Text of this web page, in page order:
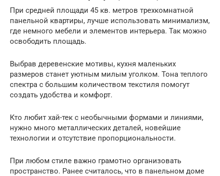
При средней площади 45 кв. метров трехкомнатной
панельной квартиры, лучше использовать минимализм,
где немного мебели и элементов интерьера. Так можно
освободить площадь.
Выбрав деревенские мотивы, кухня маленьких
размеров станет уютным милым уголком. Тона теплого
спектра с большим количеством текстиля помогут
создать удобства и комфорт.
Кто любит хай-тек с необычными формами и линиями,
нужно много металлических деталей, новейшие
технологии и отсутствие пропорциональности.
При любом стиле важно грамотно организовать
пространство. Ранее считалось, что в панельном доме